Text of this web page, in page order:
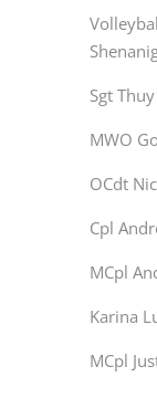
Sgt
MWO
OCdt
Cpl
MCpl
Karina
MCpl